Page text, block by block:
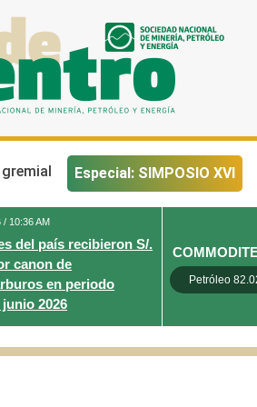
Especial: SIMPOSIO XVI
/ 10:36 AM
del país recibieron S/.
canon de
en periodo
2026
Petróleo